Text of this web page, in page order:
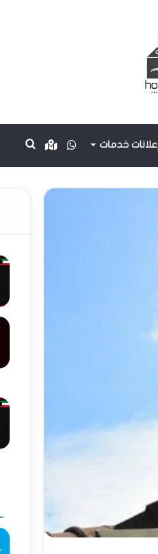
إعلانات خدمات بحث
عن
Google
maps
واتساب